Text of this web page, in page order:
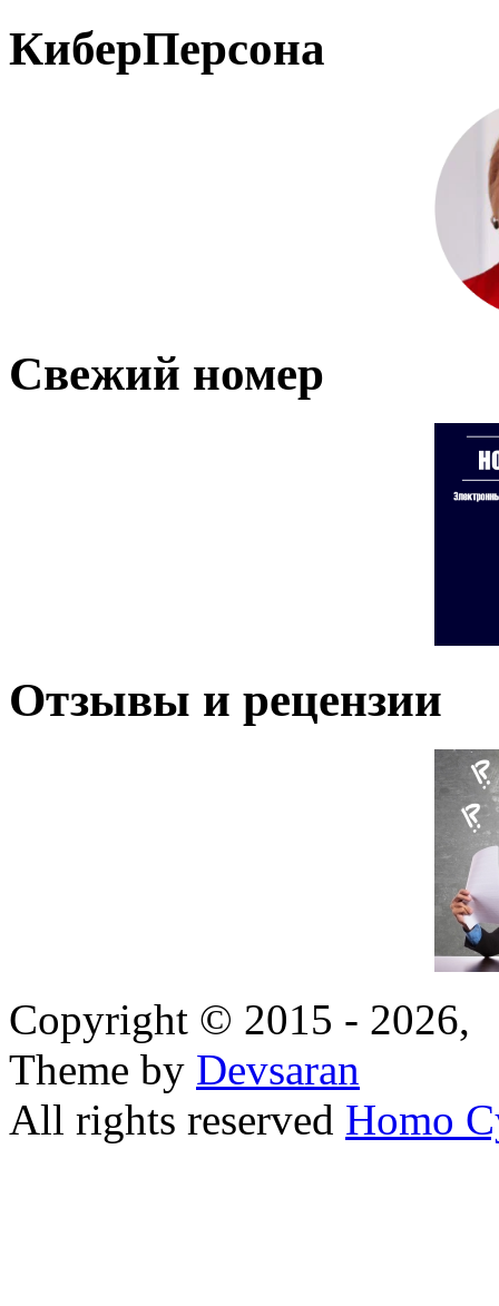
КиберПерсона
Свежий номер
Отзывы и рецензии
Copyright © 2015 - 2026,
Theme by Devsaran
All rights reserved Homo